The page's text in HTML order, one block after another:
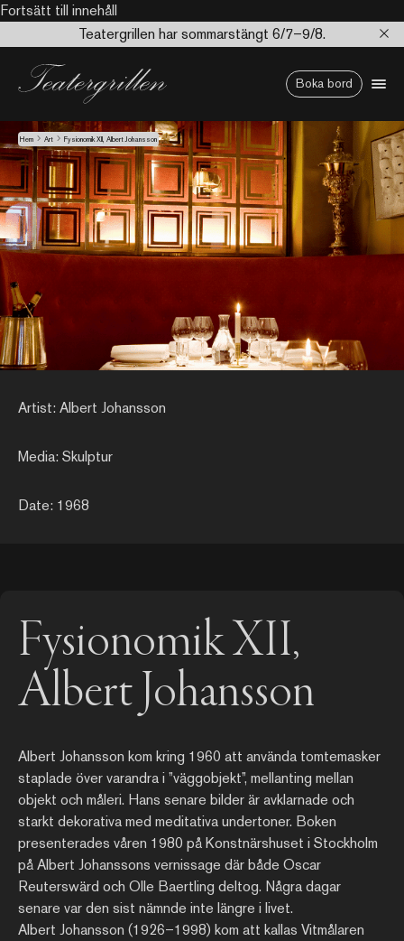
Fortsätt till innehåll
Teatergrillen har sommarstängt 6/7–9/8.
Boka bord
Hem Art Fysionomik XII, Albert Johansson
Artist: Albert Johansson
Media: Skulptur
Date: 1968
Fysionomik XII,
Albert Johansson
Albert Johansson kom kring 1960 att använda tomtemasker
staplade över varandra i ”väggobjekt”, mellanting mellan
objekt och måleri. Hans senare bilder är avklarnade och
starkt dekorativa med meditativa undertoner. Boken
presenterades våren 1980 på Konstnärshuset i Stockholm
på Albert Johanssons vernissage där både Oscar
Reuterswärd och Olle Baertling deltog. Några dagar
senare var den sist nämnde inte längre i livet.
Albert Johansson (1926–1998) kom att kallas Vitmålaren